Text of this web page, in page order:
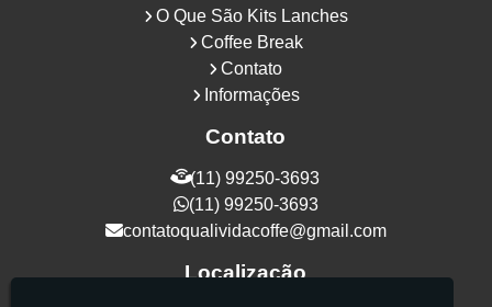
O Que São Kits Lanches
Coffee Break
Contato
Informações
Contato
(11) 99250-3693
(11) 99250-3693
contatoqualividacoffe@gmail.com
Localização